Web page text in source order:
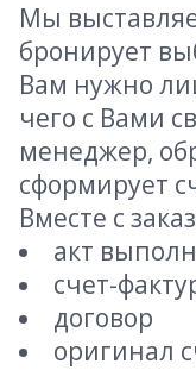
Мы
бронирует
Вам нужно
чего с Вами
менеджер,
сформирует
Вместе с
акт
счет-
договор
оригинал